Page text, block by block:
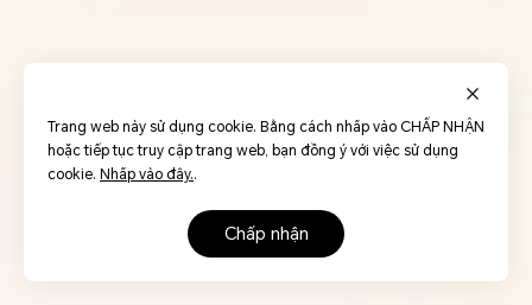
Trang web này sử dụng cookie. Bằng cách nhấp vào CHẤP NHẬN
hoặc tiếp tục truy cập trang web, bạn đồng ý với việc sử dụng
cookie. Nhấp vào đây..
chấp nhận